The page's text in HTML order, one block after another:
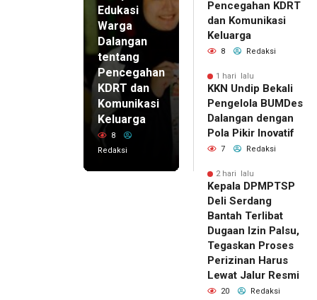
Edukasi
Warga
Dalangan
tentang
Pencegahan
KDRT dan
Komunikasi
Keluarga
8
Redaksi
Pencegahan KDRT
dan Komunikasi
Keluarga
8 Redaksi
1 hari lalu
KKN Undip Bekali
Pengelola BUMDes
Dalangan dengan
Pola Pikir Inovatif
7 Redaksi
2 hari lalu
Kepala DPMPTSP
Deli Serdang
Bantah Terlibat
Dugaan Izin Palsu,
Tegaskan Proses
Perizinan Harus
Lewat Jalur Resmi
20 Redaksi